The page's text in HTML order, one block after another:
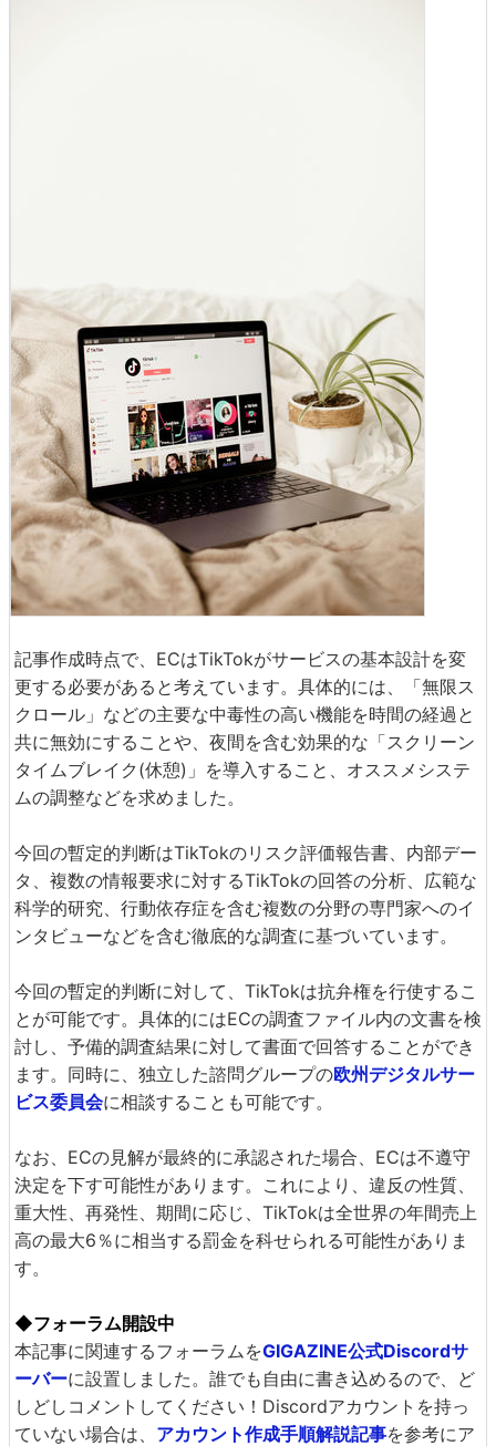
記事作成時点で、ECはTikTokがサービスの基本設計を変
更する必要があると考えています。具体的には、「無限ス
クロール」などの主要な中毒性の高い機能を時間の経過と
共に無効にすることや、夜間を含む効果的な「スクリーン
タイムブレイク(休憩)」を導入すること、オススメシステ
ムの調整などを求めました。
今回の暫定的判断はTikTokのリスク評価報告書、内部デー
タ、複数の情報要求に対するTikTokの回答の分析、広範な
科学的研究、行動依存症を含む複数の分野の専門家へのイ
ンタビューなどを含む徹底的な調査に基づいています。
今回の暫定的判断に対して、TikTokは抗弁権を行使するこ
とが可能です。具体的にはECの調査ファイル内の文書を検
討し、予備的調査結果に対して書面で回答することができ
ます。同時に、独立した諮問グループの欧州デジタルサー
ビス委員会に相談することも可能です。
なお、ECの見解が最終的に承認された場合、ECは不遵守
決定を下す可能性があります。これにより、違反の性質、
重大性、再発性、期間に応じ、TikTokは全世界の年間売上
高の最大6％に相当する罰金を科せられる可能性がありま
す。
◆フォーラム開設中
本記事に関連するフォーラムをGIGAZINE公式Discordサ
ーバーに設置しました。誰でも自由に書き込めるので、ど
しどしコメントしてください！Discordアカウントを持っ
ていない場合は、 アカウント作成手順解説記事を参考にア